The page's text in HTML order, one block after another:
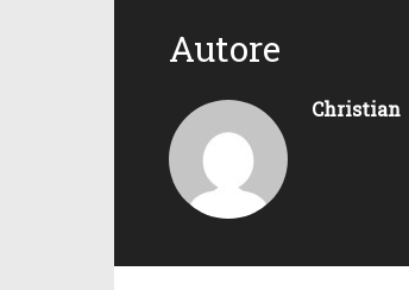
Autore
Christian